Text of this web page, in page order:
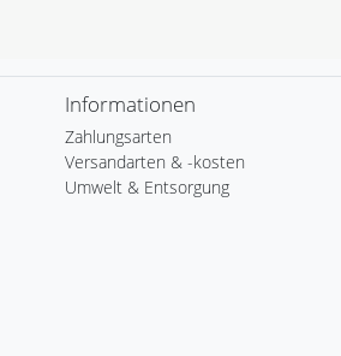
Informationen
Zahlungsarten
Versandarten & -kosten
Umwelt & Entsorgung